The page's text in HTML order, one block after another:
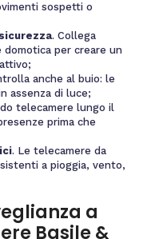
sospetti o
. Collega
domotica per creare un
anche al buio: le
assenza di luce;
telecamere lungo il
prima che
. Le telecamere da
a pioggia, vento,
a
Basile &